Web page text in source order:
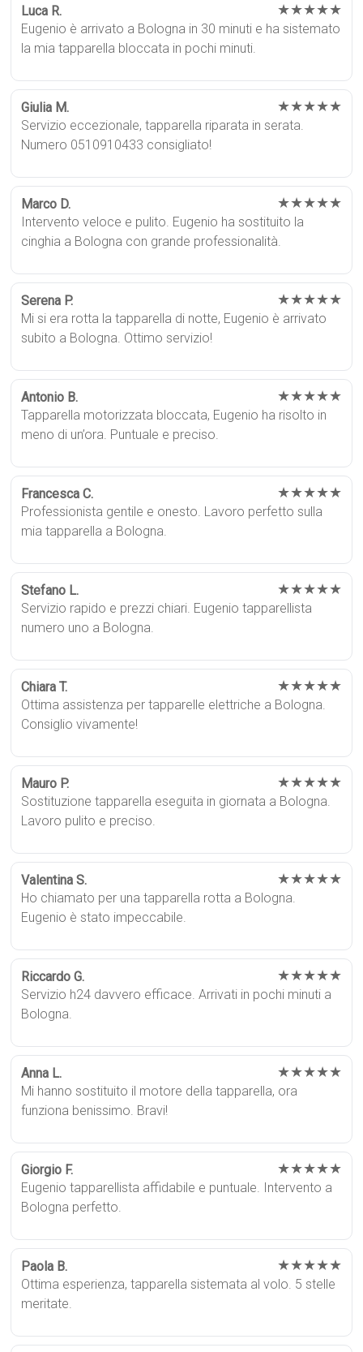
Luca R. ★★★★★
Eugenio è arrivato a Bologna in 30 minuti e ha sistemato
la mia tapparella bloccata in pochi minuti.
Giulia M. ★★★★★
Servizio eccezionale, tapparella riparata in serata.
Numero 0510910433 consigliato!
Marco D. ★★★★★
Intervento veloce e pulito. Eugenio ha sostituito la
cinghia a Bologna con grande professionalità.
Serena P. ★★★★★
Mi si era rotta la tapparella di notte, Eugenio è arrivato
subito a Bologna. Ottimo servizio!
Antonio B. ★★★★★
Tapparella motorizzata bloccata, Eugenio ha risolto in
meno di un’ora. Puntuale e preciso.
Francesca C. ★★★★★
Professionista gentile e onesto. Lavoro perfetto sulla
mia tapparella a Bologna.
Stefano L. ★★★★★
Servizio rapido e prezzi chiari. Eugenio tapparellista
numero uno a Bologna.
Chiara T. ★★★★★
Ottima assistenza per tapparelle elettriche a Bologna.
Consiglio vivamente!
Mauro P. ★★★★★
Sostituzione tapparella eseguita in giornata a Bologna.
Lavoro pulito e preciso.
Valentina S. ★★★★★
Ho chiamato per una tapparella rotta a Bologna.
Eugenio è stato impeccabile.
Riccardo G. ★★★★★
Servizio h24 davvero efficace. Arrivati in pochi minuti a
Bologna.
Anna L. ★★★★★
Mi hanno sostituito il motore della tapparella, ora
funziona benissimo. Bravi!
Giorgio F. ★★★★★
Eugenio tapparellista affidabile e puntuale. Intervento a
Bologna perfetto.
Paola B. ★★★★★
Ottima esperienza, tapparella sistemata al volo. 5 stelle
meritate.